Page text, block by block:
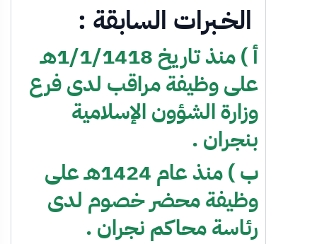
الخـبرات السابقة :
أ ) منذ تاريخ 1/1/1418هـ
على وظيفة مراقب لدى فرع
وزارة الشؤون الإسلامية
بنجران .
ب ) منذ عام 1424هـ على
وظيفة محضر خصوم لدى
رئاسة محاكم نجران .